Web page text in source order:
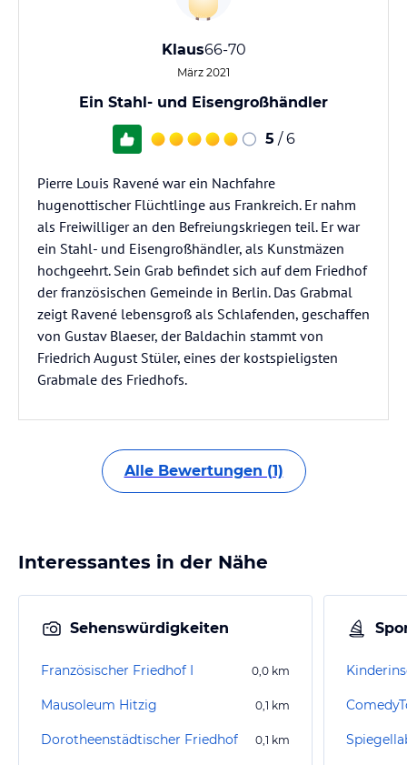
Klaus66-70
März 2021
Ein Stahl- und Eisengroßhändler
5 / 6
Pierre Louis Ravené war ein Nachfahre
hugenottischer Flüchtlinge aus Frankreich. Er nahm
als Freiwilliger an den Befreiungskriegen teil. Er war
ein Stahl- und Eisengroßhändler, als Kunstmäzen
hochgeehrt. Sein Grab befindet sich auf dem Friedhof
der französischen Gemeinde in Berlin. Das Grabmal
zeigt Ravené lebensgroß als Schlafenden, geschaffen
von Gustav Blaeser, der Baldachin stammt von
Friedrich August Stüler, eines der kostspieligsten
Grabmale des Friedhofs.
Alle Bewertungen (1)
Interessantes in der Nähe
Sehenswürdigkeiten
Französischer Friedhof I 0,0 km
Mausoleum Hitzig 0,1 km
Dorotheenstädtischer Friedhof 0,1 km